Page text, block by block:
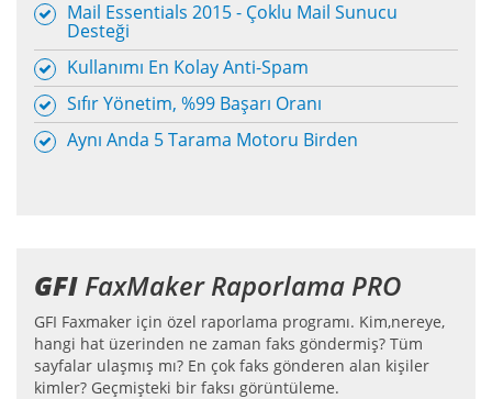
Mail Essentials 2015 - Çoklu Mail Sunucu
Desteği
Kullanımı En Kolay Anti-Spam
Sıfır Yönetim, %99 Başarı Oranı
Aynı Anda 5 Tarama Motoru Birden
GFI FaxMaker Raporlama PRO
GFI Faxmaker için özel raporlama programı. Kim,nereye,
hangi hat üzerinden ne zaman faks göndermiş? Tüm
sayfalar ulaşmış mı? En çok faks gönderen alan kişiler
kimler? Geçmişteki bir faksı görüntüleme.